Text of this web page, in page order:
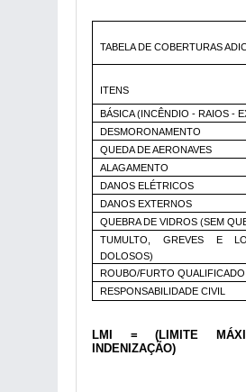
TABELA DE COBERTURAS
ITENS
BÁSICA (INCÊNDIO - RAIOS -
DESMORONAMENTO
QUEDA DE AERONAVES
ALAGAMENTO
DANOS ELÉTRICOS
DANOS EXTERNOS
QUEBRA DE VIDROS (SEM
TUMULTO, GREVES E
DOLOSOS)
ROUBO/FURTO
RESPONSABILIDADE CIVIL
LMI = (LIMITE
INDENIZAÇÃO)